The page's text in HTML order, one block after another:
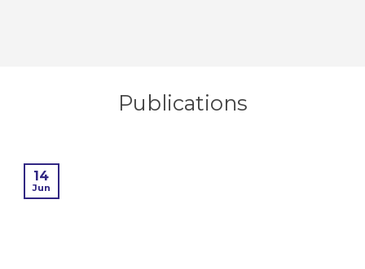
Publications
14
Jun